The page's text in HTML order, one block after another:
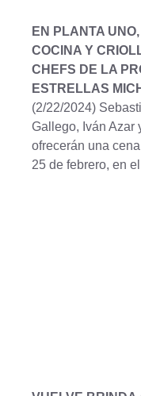
EN PLANTA
COCINA Y
CHEFS DE LA
ESTRELLAS
(2/22/2024)
Gallego, Iván Azar
ofrecerán una
25 de febrero, en